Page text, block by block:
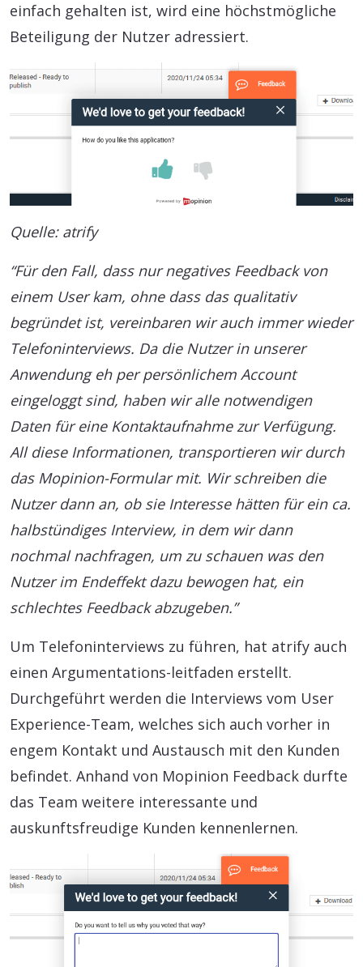
einfach gehalten ist, wird eine höchstmögliche
Beteiligung der Nutzer adressiert.
Quelle: atrify
“Für den Fall, dass nur negatives Feedback von
einem User kam, ohne dass das qualitativ
begründet ist, vereinbaren wir auch immer wieder
Telefoninterviews. Da die Nutzer in unserer
Anwendung eh per persönlichem Account
eingeloggt sind, haben wir alle notwendigen
Daten für eine Kontaktaufnahme zur Verfügung.
All diese Informationen, transportieren wir durch
das Mopinion-Formular mit. Wir schreiben die
Nutzer dann an, ob sie Interesse hätten für ein ca.
halbstündiges Interview, in dem wir dann
nochmal nachfragen, um zu schauen was den
Nutzer im Endeffekt dazu bewogen hat, ein
schlechtes Feedback abzugeben.”
Um Telefoninterviews zu führen, hat atrify auch
einen Argumentations-leitfaden erstellt.
Durchgeführt werden die Interviews vom User
Experience-Team, welches sich auch vorher in
engem Kontakt und Austausch mit den Kunden
befindet. Anhand von Mopinion Feedback durfte
das Team weitere interessante und
auskunftsfreudige Kunden kennenlernen.